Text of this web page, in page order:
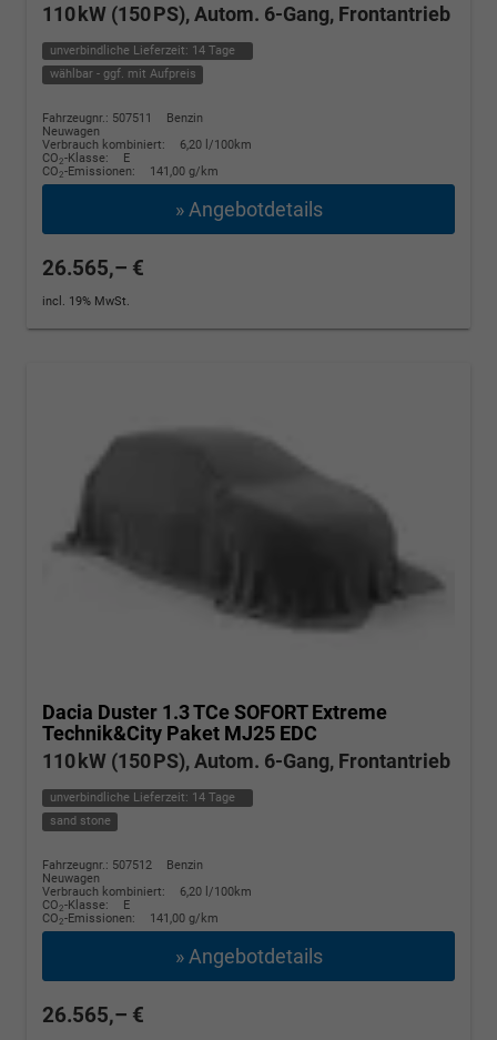
110 kW (150 PS), Autom. 6-Gang, Frontantrieb
unverbindliche Lieferzeit: 14 Tage
wählbar - ggf. mit Aufpreis
Fahrzeugnr.: 507511
Benzin
Neuwagen
Verbrauch kombiniert:
6,20 l/100km
CO2-Klasse:
E
CO2-Emissionen: 141,00 g/km
» Angebotdetails
26.565,– €
incl. 19% MwSt.
Dacia Duster 1.3 TCe SOFORT Extreme
Technik&City Paket MJ25 EDC
110 kW (150 PS), Autom. 6-Gang, Frontantrieb
unverbindliche Lieferzeit: 14 Tage
sand stone
Fahrzeugnr.: 507512
Benzin
Neuwagen
Verbrauch kombiniert:
6,20 l/100km
CO2-Klasse:
E
CO2-Emissionen: 141,00 g/km
» Angebotdetails
26.565,– €